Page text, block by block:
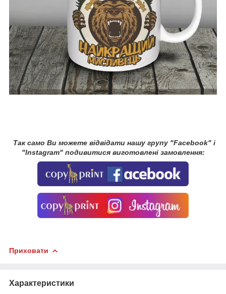
Так само Ви можете відвідати нашу групу "Facebook" і
"Instagram" подивитися виготовлені замовлення:
Приховати
Характеристики